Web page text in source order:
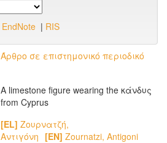
EndNote | RIS
Άρθρο σε επιστημονικό περιοδικό
A limestone figure wearing the κάνδυς
from Cyprus
[EL] Ζουρνατζή,
Αντιγόνη [EN] Zournatzi, Antigoni